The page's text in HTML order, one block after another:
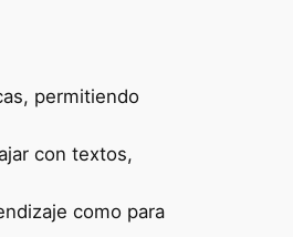
permitiendo
con textos,
como para